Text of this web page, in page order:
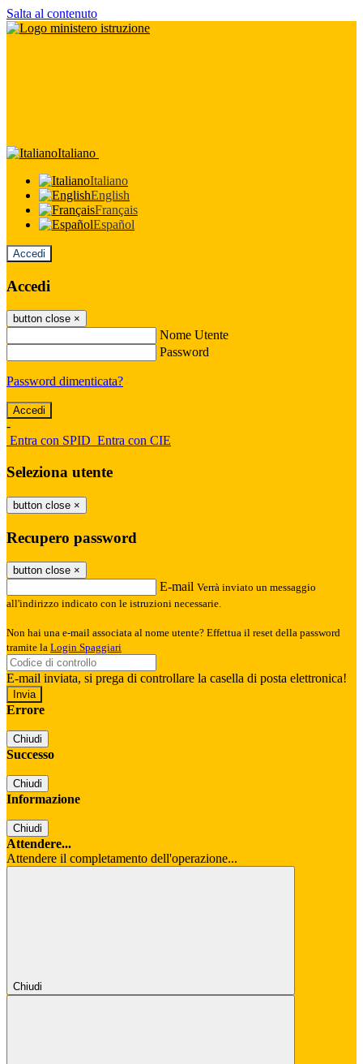
Salta al contenuto
Italiano
Italiano
English
Français
Español
Accedi
Accedi
button close ×
Nome Utente
Password
Password dimenticata?
-
Entra con SPID Entra con CIE
Seleziona utente
button close ×
Recupero password
button close ×
E-mail Verrà inviato un messaggio
all'indirizzo indicato con le istruzioni necessarie.
Non hai una e-mail associata al nome utente? Effettua il reset della password
tramite la Login Spaggiari
E-mail inviata, si prega di controllare la casella di posta elettronica!
Errore
Chiudi
Successo
Chiudi
Informazione
Chiudi
Attendere...
Attendere il completamento dell'operazione...
Chiudi